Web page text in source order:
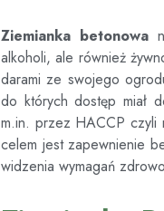
Ziemianka betonowa
alkoholi, ale również
darami ze swojego
do których dostęp miał
m.in. przez HACCP czyli
celem jest zapewnienie
widzenia wymagań